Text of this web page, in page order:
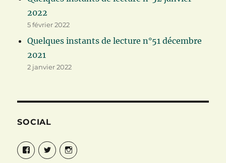
2022
5 février 2022
Quelques instants de lecture n°51 décembre
2021
2 janvier 2022
SOCIAL
FacebookTwitterInstagram